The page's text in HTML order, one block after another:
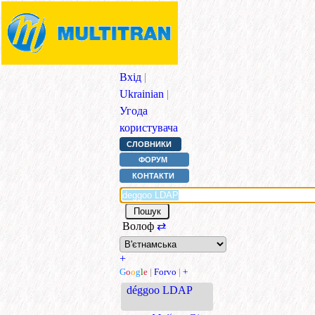
Вхід |
Ukrainian |
Угода
користувача
СЛОВНИКИ
ФОРУМ
КОНТАКТИ
Волоф ⇄
+
Google | Forvo | +
déggoo LDAP